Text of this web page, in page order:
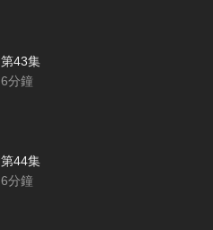
第43集
6分鐘
第44集
6分鐘